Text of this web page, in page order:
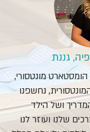
גננת
מונטסורי,
נחשפנו
שלנו ועוזר לנו